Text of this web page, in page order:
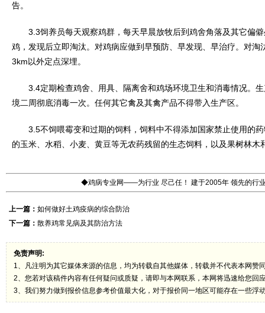
告。
3.3饲养员每天观察鸡群，每天早晨放牧后到鸡舍角落及其它偏僻
鸡，发现后立即淘汰。对鸡病应做到早预防、早发现、早治疗。对淘
3km以外定点深埋。
3.4定期检查鸡舍、用具、隔离舍和鸡场环境卫生和消毒情况。生
境二周彻底消毒一次。任何其它禽及其禽产品不得带入生产区。
3.5不饲喂霉变和过期的饲料，饲料中不得添加国家禁止使用的药
的玉米、水稻、小麦、黄豆等无农药残留的生态饲料，以及果树林木
◆鸡病专业网——为行业 尽己任！ 建于2005年 领先的行
上一篇： 如何做好土鸡疫病的综合防治
下一篇： 散养鸡常见病及其防治方法
免责声明:
1、凡注明为其它媒体来源的信息，均为转载自其他媒体，转载并不代表本网赞
2、您若对该稿件内容有任何疑问或质疑，请即与本网联系，本网将迅速给您回
3、我们努力做到报价信息参考价值最大化，对于报价同一地区可能存在一些浮